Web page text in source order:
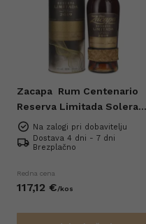
Zacapa Rum Centenario
Reserva Limitada Solera
Gran Reserva 2019 0,7l
Na zalogi pri dobavitelju
Dostava 4 dni - 7 dni
Brezplačno
Redna cena
117,12 €/kos